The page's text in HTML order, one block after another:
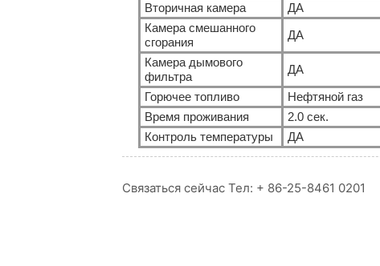
Вторичная камера
ДА
Камера смешанного
сгорания
ДА
Камера дымового
фильтра
ДА
Горючее топливо
Нефтяной газ
Время проживания
2.0 сек.
Контроль температуры
ДА
Связаться сейчас Тел: + 86-25-8461 0201